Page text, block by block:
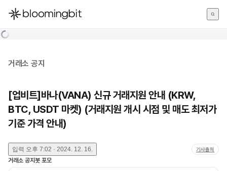
한국어
거래소 공지
[업비트]바나(VANA) 신규 거래지원 안내 (KRW,
BTC, USDT 마켓) (거래지원 개시 시점 및 매도 최저가
기준 가격 안내)
입력 오후 7:02 · 2024. 12. 16. 기사출처
거래소 공지봇 포모